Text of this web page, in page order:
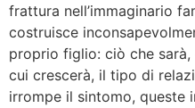
frattura nell’immaginario
costruisce
proprio figlio: ciò che
cui crescerà, il tipo di
irrompe il sintomo, queste